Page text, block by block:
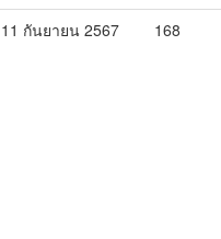
11 กันยายน 2567 168